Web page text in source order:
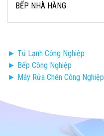
BẾP NHÀ HÀNG
► Tủ Lạnh Công Nghiệp
► Bếp Công Nghiệp
► Máy Rửa Chén Công Nghiệp